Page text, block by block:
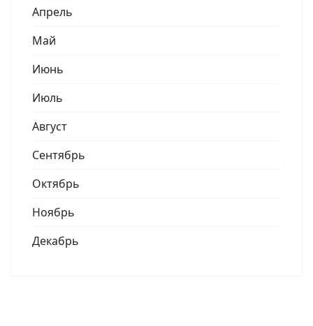
Апрель
Май
Июнь
Июль
Август
Сентябрь
Октябрь
Ноябрь
Декабрь